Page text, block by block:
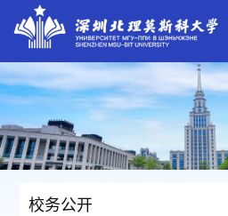
校务公开